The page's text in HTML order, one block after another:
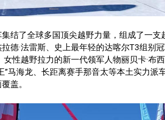
结了全球多国顶尖越野力量，组成了一
德·法雷斯、史上最年轻的达喀尔T3组别
女性越野拉力的新一代领军人物丽贝卡·布
”马海龙、长距离赛手那音太等本土实力派
盖。